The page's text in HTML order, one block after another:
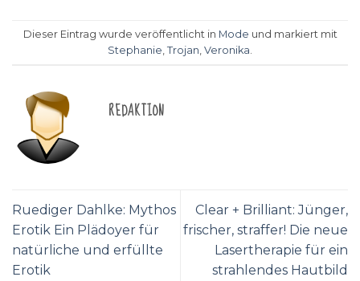
Dieser Eintrag wurde veröffentlicht in Mode und markiert mit
Stephanie Trojan Veronika
REDAKTION
Ruediger Dahlke: Mythos
Erotik Ein Plädoyer für
natürliche und erfüllte
Erotik
Clear + Brilliant: Jünger,
frischer, straffer! Die neue
Lasertherapie für ein
strahlendes Hautbild